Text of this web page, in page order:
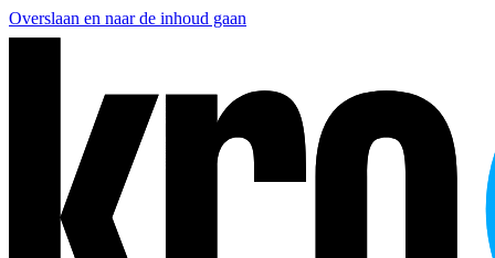
Overslaan en naar de inhoud gaan